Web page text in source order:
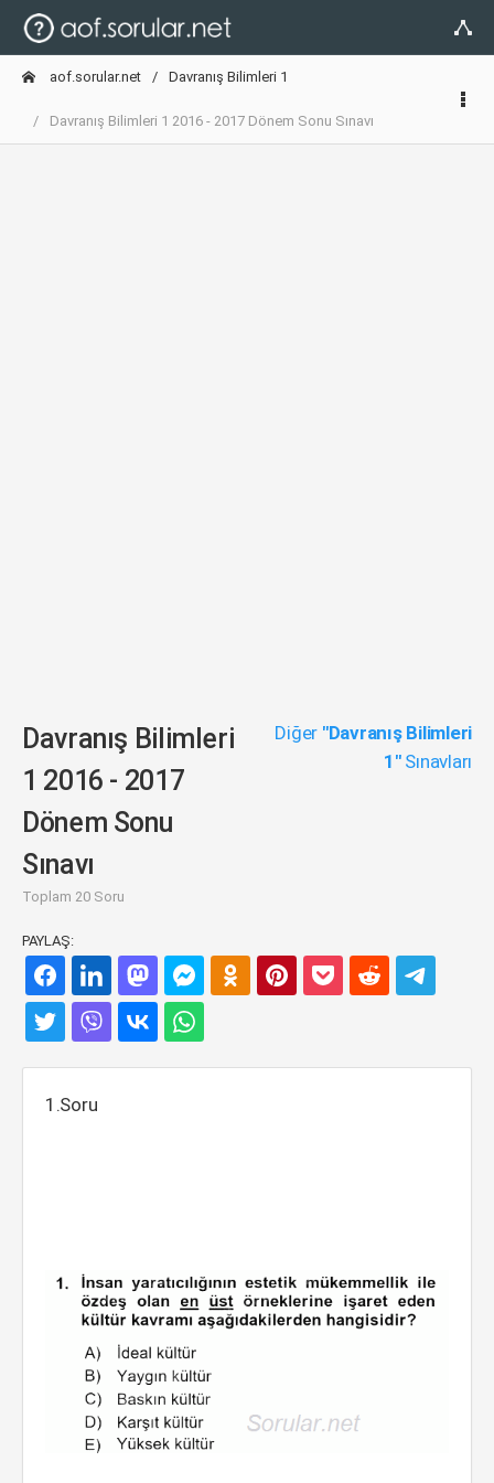
aof.sorular.net Davranış Bilimleri 1
Davranış Bilimleri 1 2016 - 2017 Dönem Sonu Sınavı
Davranış Bilimleri
1 2016 - 2017
Dönem Sonu
Sınavı
Toplam 20 Soru
Diğer "Davranış Bilimleri
1"Sınavları
PAYLAŞ:
1.Soru